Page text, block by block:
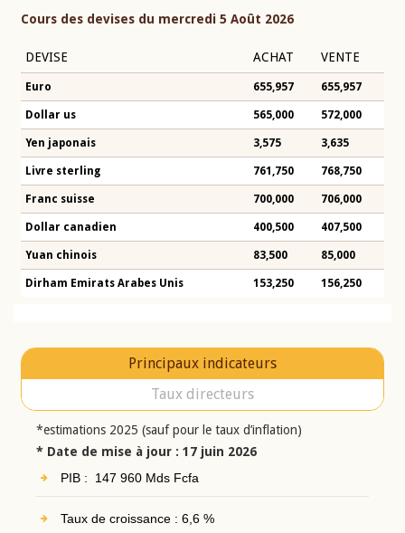
Cours des devises du mercredi 5 Août 2026
DEVISE ACHAT VENTE
Euro 655,957 655,957
Dollar us 565,000 572,000
Yen japonais 3,575 3,635
Livre sterling 761,750 768,750
Franc suisse 700,000 706,000
Dollar canadien 400,500 407,500
Yuan chinois 83,500 85,000
Dirham Emirats Arabes Unis 153,250 156,250
Principaux indicateurs
Taux directeurs
*estimations 2025 (sauf pour le taux d’inflation)
* Date de mise à jour : 17 juin 2026
PIB : 147 960 Mds Fcfa
Taux de croissance : 6,6 %